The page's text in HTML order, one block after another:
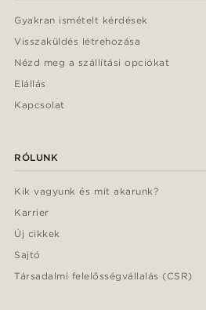
Gyakran ismételt kérdések
Visszaküldés létrehozása
Nézd meg a szállítási opciókat
Elállás
Kapcsolat
RÓLUNK
Kik vagyunk és mit akarunk?
Karrier
Új cikkek
Sajtó
Társadalmi felelősségvállalás (CSR)